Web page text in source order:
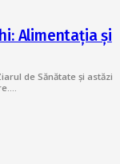
Alimentația și
de Sănătate și astăzi